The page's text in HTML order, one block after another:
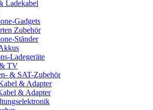
Ladekabel
Gadgets
Zubehör
Ständer
Ladegeräte
TV
& SAT-Zubehör
& Adapter
& Adapter